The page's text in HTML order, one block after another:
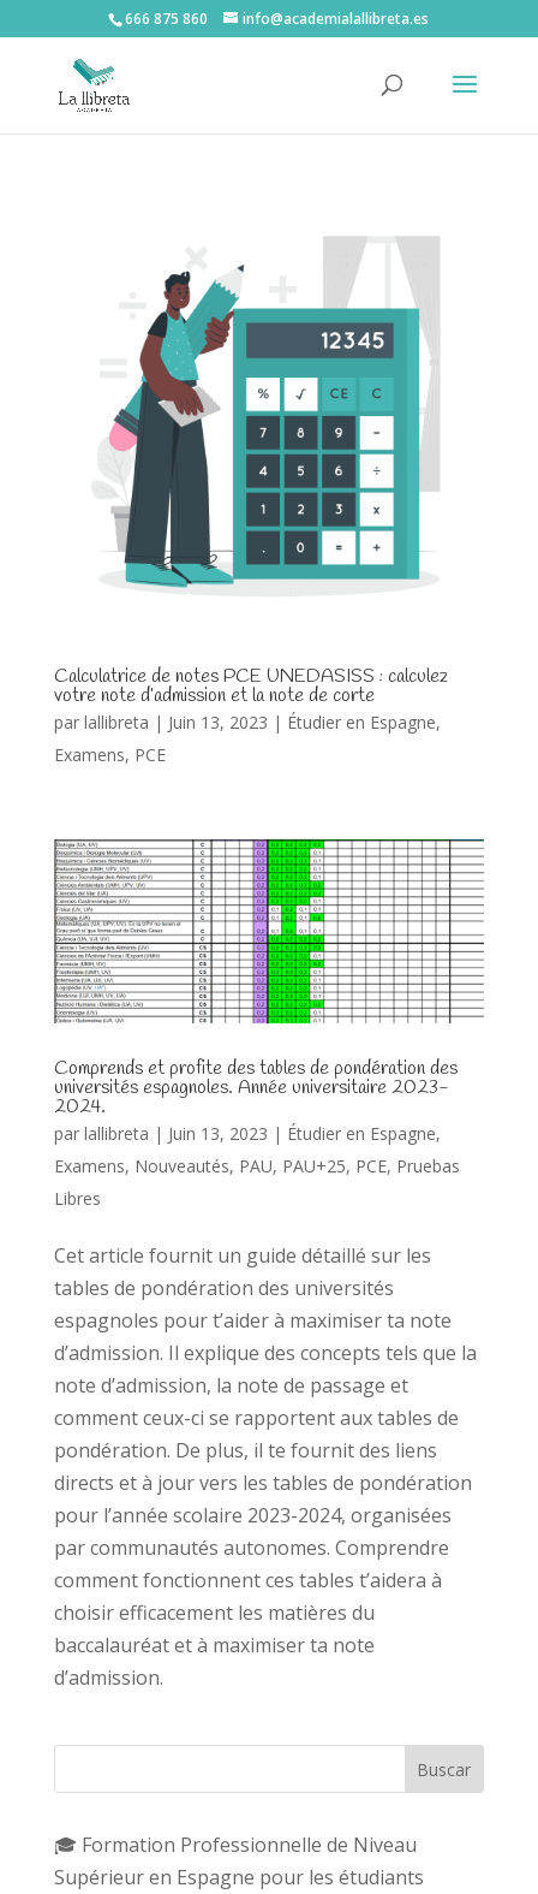
666 875 860 info@academialallibreta.es
Calculatrice de notes PCE UNEDASISS : calculez
votre note d’admission et la note de corte
par lallibreta | Juin 13, 2023 | Étudier en Espagne,
Examens, PCE
Comprends et profite des tables de pondération des
universités espagnoles. Année universitaire 2023-
2024.
par lallibreta | Juin 13, 2023 | Étudier en Espagne,
Examens, Nouveautés, PAU, PAU+25, PCE, Pruebas
Libres
Cet article fournit un guide détaillé sur les
tables de pondération des universités
espagnoles pour t’aider à maximiser ta note
d’admission. Il explique des concepts tels que la
note d’admission, la note de passage et
comment ceux-ci se rapportent aux tables de
pondération. De plus, il te fournit des liens
directs et à jour vers les tables de pondération
pour l’année scolaire 2023-2024, organisées
par communautés autonomes. Comprendre
comment fonctionnent ces tables t’aidera à
choisir efficacement les matières du
baccalauréat et à maximiser ta note
d’admission.
Buscar
🎓 Formation Professionnelle de Niveau
Supérieur en Espagne pour les étudiants